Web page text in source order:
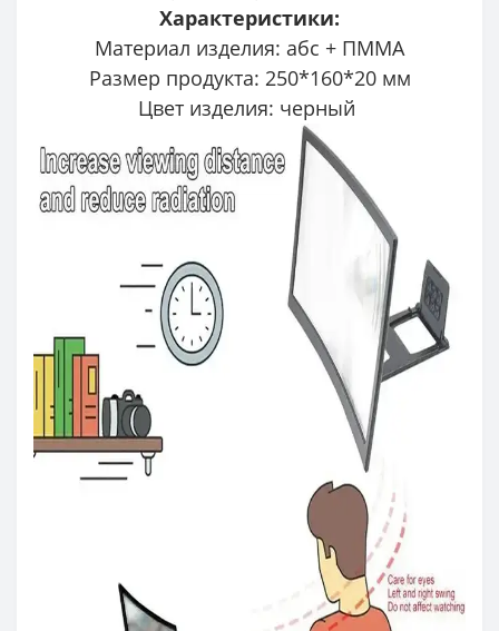
Характеристики:
Материал изделия: абс + ПММА
Размер продукта: 250*160*20 мм
Цвет изделия: черный